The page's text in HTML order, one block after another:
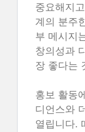
중요해지
계의 분주
부 메시지
창의성과
장 좋다는
홍보 활동
디언스와
열립니다.